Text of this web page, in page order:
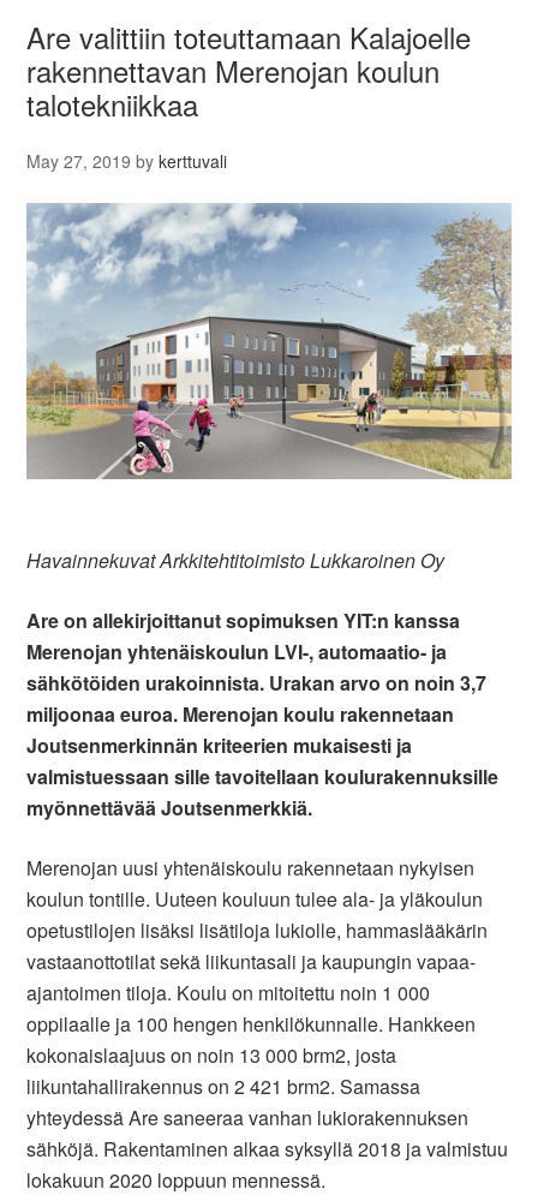
Are valittiin toteuttamaan Kalajoelle
rakennettavan Merenojan koulun
talotekniikkaa
May 27, 2019 bykerttuvali
Havainnekuvat Arkkitehtitoimisto Lukkaroinen Oy
Are on allekirjoittanut sopimuksen YIT:n kanssa
Merenojan yhtenäiskoulun LVI-, automaatio- ja
sähkötöiden urakoinnista. Urakan arvo on noin 3,7
miljoonaa euroa. Merenojan koulu rakennetaan
Joutsenmerkinnän kriteerien mukaisesti ja
valmistuessaan sille tavoitellaan koulurakennuksille
myönnettävää Joutsenmerkkiä.
Merenojan uusi yhtenäiskoulu rakennetaan nykyisen
koulun tontille. Uuteen kouluun tulee ala- ja yläkoulun
opetustilojen lisäksi lisätiloja lukiolle, hammaslääkärin
vastaanottotilat sekä liikuntasali ja kaupungin vapaa-
ajantoimen tiloja. Koulu on mitoitettu noin 1 000
oppilaalle ja 100 hengen henkilökunnalle. Hankkeen
kokonaislaajuus on noin 13 000 brm2, josta
liikuntahallirakennus on 2 421 brm2. Samassa
yhteydessä Are saneeraa vanhan lukiorakennuksen
sähköjä. Rakentaminen alkaa syksyllä 2018 ja valmistuu
lokakuun 2020 loppuun mennessä.